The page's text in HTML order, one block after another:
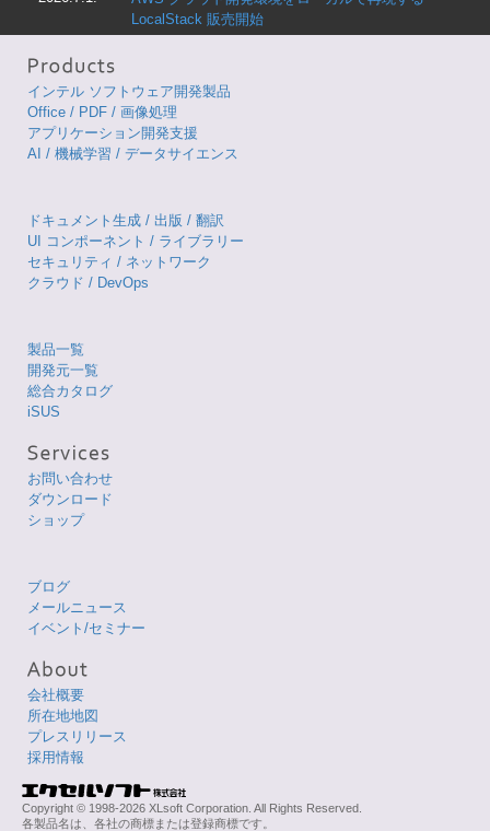
LocalStack 販売開始
インテル ソフトウェア開発製品
Office / PDF / 画像処理
アプリケーション開発支援
AI / 機械学習 / データサイエンス
ドキュメント生成 / 出版 / 翻訳
UI コンポーネント / ライブラリー
セキュリティ / ネットワーク
クラウド / DevOps
製品一覧
開発元一覧
総合カタログ
iSUS
お問い合わせ
ダウンロード
ショップ
ブログ
メールニュース
イベント/セミナー
会社概要
所在地地図
プレスリリース
採用情報
Copyright © 1998-2026 XLsoft Corporation. All Rights Reserved.
各製品名は、各社の商標または登録商標です。